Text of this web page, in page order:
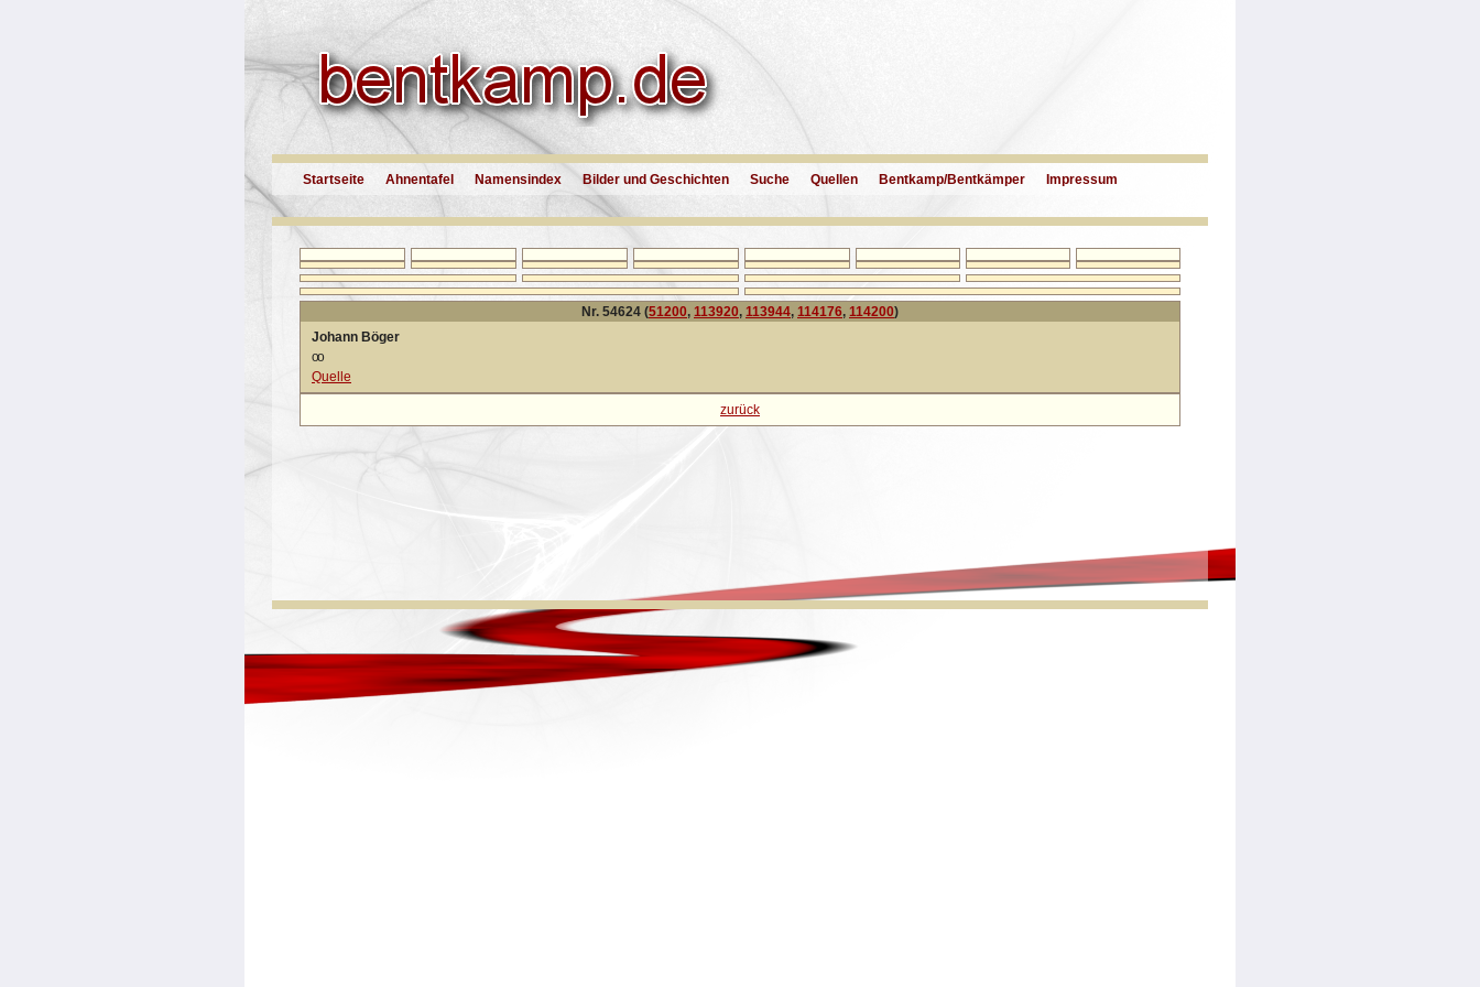
Startseite Ahnentafel Namensindex Bilder und Geschichten Suche Quellen Bentkamp/Bentkämper Impressum
Nr. 54624 (51200, 113920, 113944, 114176, 114200)
Johann Böger
oo
Quelle
zurück